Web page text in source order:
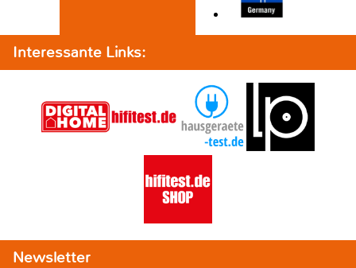
Interessante Links:
Newsletter